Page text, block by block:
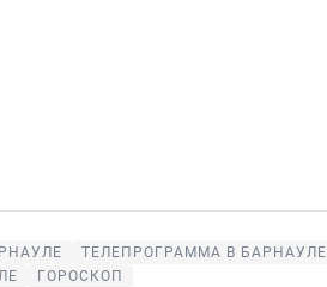
ТЕЛЕПРОГРАММА В БАРНАУЛЕ
ГОРОСКОП